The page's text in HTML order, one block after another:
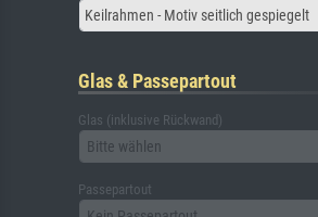
Keilrahmen - Motiv seitlich gespiegelt
Glas & Passepartout
Glas (inklusive Rückwand)
Bitte wählen
Passepartout